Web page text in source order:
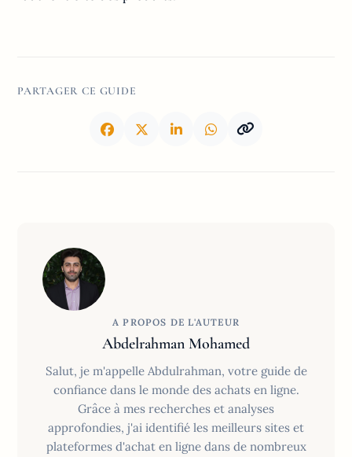
PARTAGER CE GUIDE
A PROPOS DE L'AUTEUR
Abdelrahman Mohamed
Salut, je m'appelle Abdulrahman, votre guide de
confiance dans le monde des achats en ligne.
Grâce à mes recherches et analyses
approfondies, j'ai identifié les meilleurs sites et
plateformes d'achat en ligne dans de nombreux